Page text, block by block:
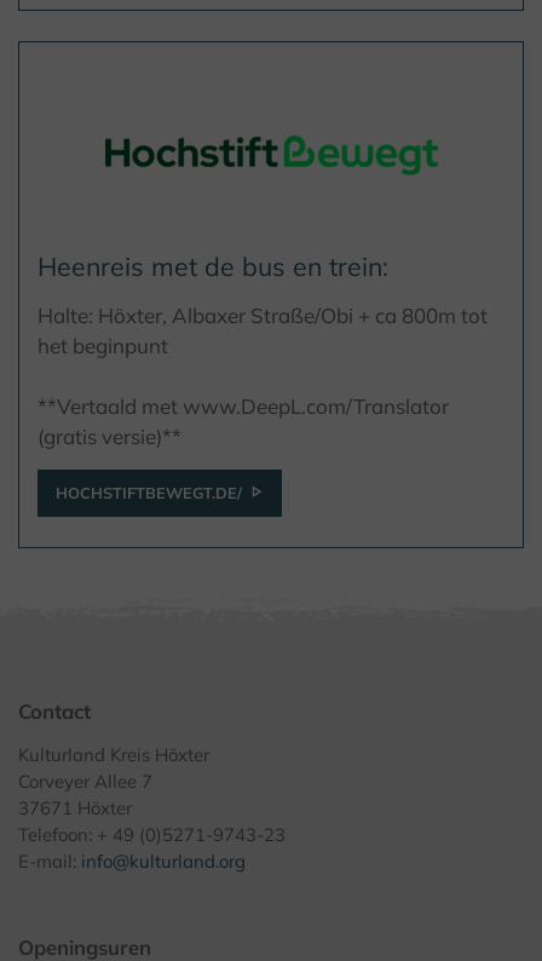
Heenreis met de bus en trein:
Halte: Höxter, Albaxer Straße/Obi + ca 800m tot
het beginpunt
**Vertaald met www.DeepL.com/Translator
(gratis versie)**
HOCHSTIFTBEWEGT.DE/
Contact
Kulturland Kreis Höxter
Corveyer Allee 7
37671 Höxter
Telefoon: + 49 (0)5271-9743-23
E-mail: info@kulturland.org
Openingsuren